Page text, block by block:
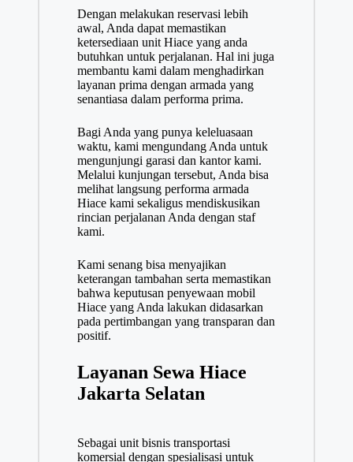
Dengan melakukan reservasi lebih
awal, Anda dapat memastikan
ketersediaan unit Hiace yang anda
butuhkan untuk perjalanan. Hal ini juga
membantu kami dalam menghadirkan
layanan prima dengan armada yang
senantiasa dalam performa prima.
Bagi Anda yang punya keleluasaan
waktu, kami mengundang Anda untuk
mengunjungi garasi dan kantor kami.
Melalui kunjungan tersebut, Anda bisa
melihat langsung performa armada
Hiace kami sekaligus mendiskusikan
rincian perjalanan Anda dengan staf
kami.
Kami senang bisa menyajikan
keterangan tambahan serta memastikan
bahwa keputusan penyewaan mobil
Hiace yang Anda lakukan didasarkan
pada pertimbangan yang transparan dan
positif.
Layanan Sewa Hiace
Jakarta Selatan
Sebagai unit bisnis transportasi
komersial dengan spesialisasi untuk